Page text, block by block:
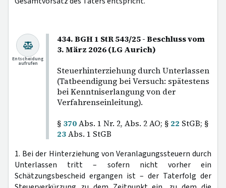
434. BGH 1 StR 543/25 - Beschluss vom
3. März 2026 (LG Aurich)
Steuerhinterziehung durch Unterlassen
(Tatbeendigung bei Versuch: spätestens
bei Kenntniserlangung von der
Verfahrenseinleitung).
§ 370Abs. 1 Nr. 2, Abs. 2 AO; § 22 StGB; §
23Abs. 1 StGB
Entscheidung
aufrufen
1. Bei der Hinterziehung von Veranlagungssteuern durch
Unterlassen tritt – sofern nicht vorher ein
Schätzungsbescheid ergangen ist – der Taterfolg der